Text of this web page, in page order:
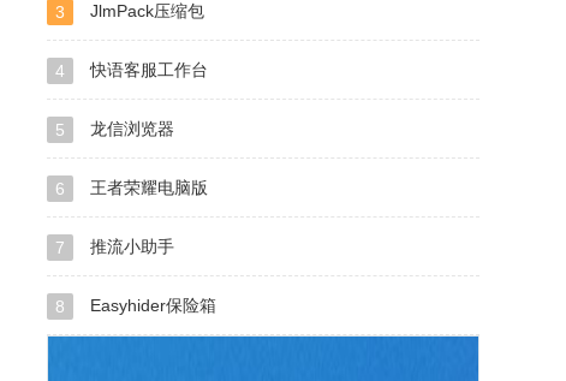
3 JlmPack压缩包
4 快语客服工作台
5 龙信浏览器
6 王者荣耀电脑版
7 推流小助手
8 Easyhider保险箱